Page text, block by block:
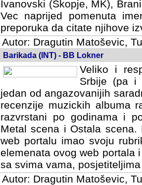
Ivanovski (Skopje, MK),
Vec naprijed pomenuta
preporuka da citate njihove
Autor: Dragutin Matoševic,
Barikada (INT) - BB Lokner
Veliko i
Srbije (pa i
jedan od angazovanijih
recenzije muzickih albuma
razvrstani po godinama i po
scena i Ostala scena.
portalu imao svoju
elemenata ovog web portala
sa svima vama,
Autor: Dragutin Matoševic,